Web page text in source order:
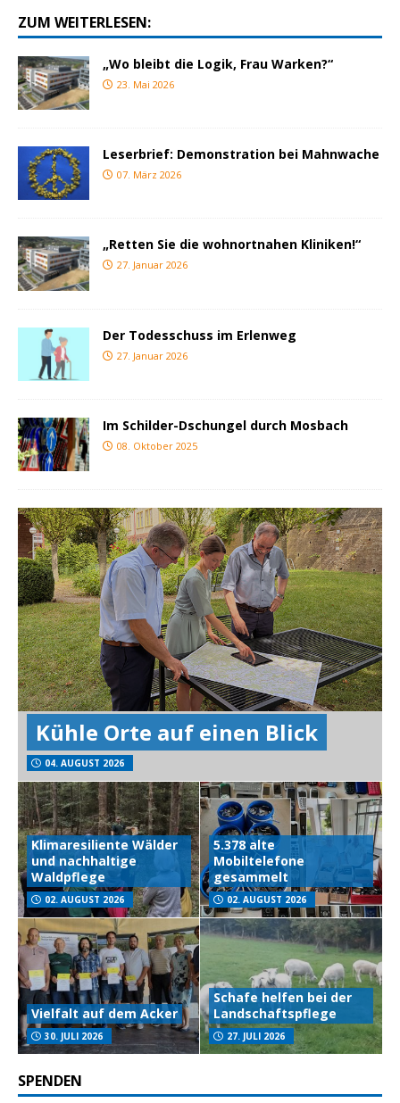
ZUM WEITERLESEN:
„Wo bleibt die Logik, Frau Warken?“
23. Mai 2026
Leserbrief: Demonstration bei Mahnwache
07. März 2026
„Retten Sie die wohnortnahen Kliniken!“
27. Januar 2026
Der Todesschuss im Erlenweg
27. Januar 2026
Im Schilder-Dschungel durch Mosbach
08. Oktober 2025
Kühle Orte auf einen Blick
04. AUGUST 2026
Klimaresiliente Wälder
und nachhaltige
Waldpflege
02. AUGUST 2026
5.378 alte
Mobiltelefone
gesammelt
02. AUGUST 2026
Vielfalt auf dem Acker
30. JULI 2026
Schafe helfen bei der
Landschaftspflege
27. JULI 2026
SPENDEN